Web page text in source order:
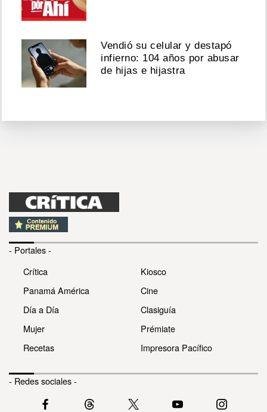
Vendió su celular y destapó
infierno: 104 años por abusar
de hijas e hijastra
- Portales -
Crítica
Panamá América
Día a Día
Mujer
Recetas
Kiosco
Cine
Clasiguía
Prémiate
Impresora Pacífico
- Redes sociales -